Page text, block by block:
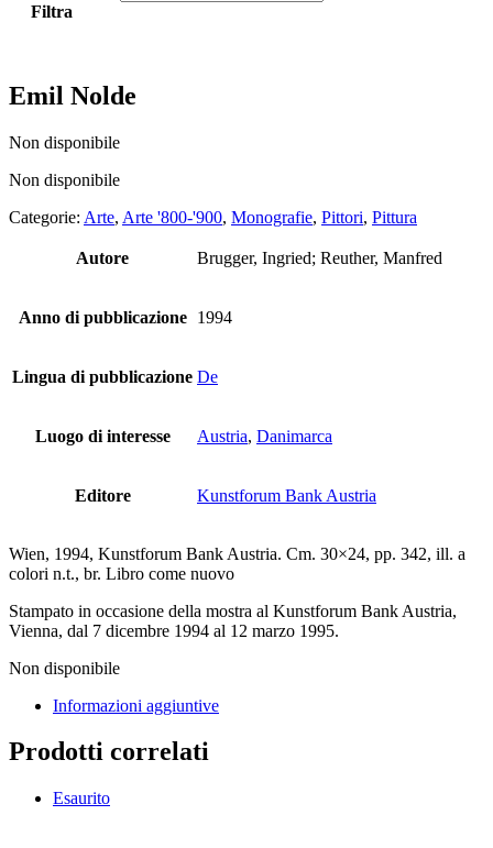
Filtra
Emil Nolde
Non disponibile
Non disponibile
Categorie: Arte, Arte '800-'900, Monografie, Pittori, Pittura
Autore Brugger, Ingried; Reuther, Manfred
Anno di pubblicazione 1994
Lingua di pubblicazione De
Luogo di interesse Austria, Danimarca
Editore Kunstforum Bank Austria
Wien, 1994, Kunstforum Bank Austria. Cm. 30×24, pp. 342, ill. a
colori n.t., br. Libro come nuovo
Stampato in occasione della mostra al Kunstforum Bank Austria,
Vienna, dal 7 dicembre 1994 al 12 marzo 1995.
Non disponibile
Informazioni aggiuntive
Prodotti correlati
Esaurito